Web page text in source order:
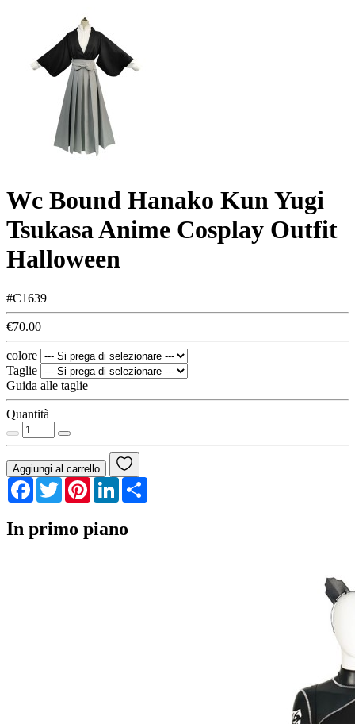
Wc Bound Hanako Kun Yugi
Tsukasa Anime Cosplay Outfit
Halloween
#C1639
€70.00
colore
Taglie
Guida alle taglie
Quantità
Aggiungi al carrello
Facebook
TwitterPinterestLinkedIn
In primo piano